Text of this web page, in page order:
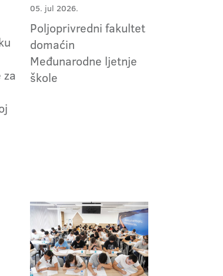
05. jul 2026.
Poljoprivredni fakultet
domaćin
Međunarodne ljetnje
škole